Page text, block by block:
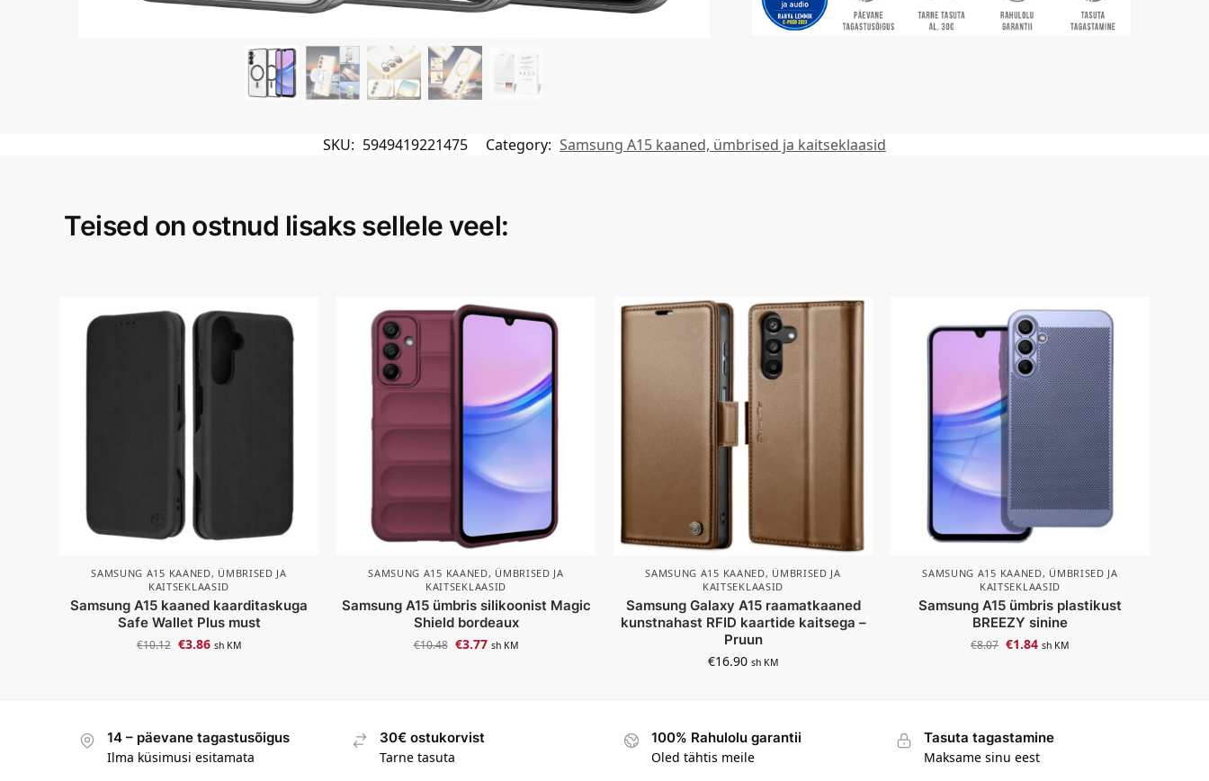
SKU: 5949419221475 Category: Samsung A15 kaaned, ümbrised ja kaitseklaasid
Teised on ostnud lisaks sellele veel:
SAMSUNG A15 KAANED, ÜMBRISED JA
KAITSEKLAASID
Samsung A15 kaaned kaarditaskuga
Safe Wallet Plus must
€10.12 €3.86 sh KM
SAMSUNG A15 KAANED, ÜMBRISED JA
KAITSEKLAASID
Samsung A15 ümbris silikoonist Magic
Shield bordeaux
€10.48 €3.77 sh KM
SAMSUNG A15 KAANED, ÜMBRISED JA
KAITSEKLAASID
Samsung Galaxy A15 raamatkaaned
kunstnahast RFID kaartide kaitsega –
Pruun
€16.90 sh KM
SAMSUNG A15 KAANED, ÜMBRISED JA
KAITSEKLAASID
Samsung A15 ümbris plastikust
BREEZY sinine
€8.07 €1.84 sh KM
14 – päevane tagastusõigus
Ilma küsimusi esitamata
30€ ostukorvist
Tarne tasuta
100% Rahulolu garantii
Oled tähtis meile
Tasuta tagastamine
Maksame sinu eest